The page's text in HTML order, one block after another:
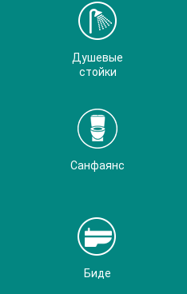
Душевые
стойки
Санфаянс
Биде